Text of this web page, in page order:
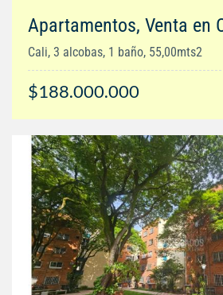
Apartamentos, Venta en
Cali, 3 alcobas, 1 baño, 55,00mts2
$188.000.000